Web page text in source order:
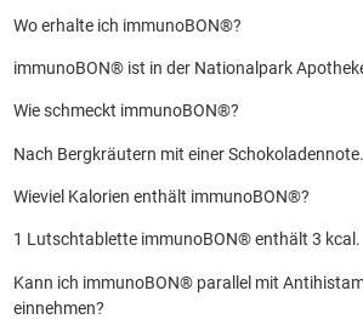
Wo erhalte ich immunoBON®?
immunoBON® ist in der Nationalpark
Wie schmeckt immunoBON®?
Nach Bergkräutern mit einer Schokoladennote.
Wieviel Kalorien enthält immunoBON®?
1 Lutschtablette immunoBON® enthält 3 kcal.
Kann ich immunoBON® parallel mit
einnehmen?